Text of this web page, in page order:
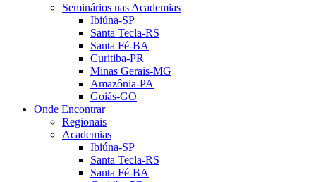
Seminários nas Academias
Ibiúna-SP
Santa Tecla-RS
Santa Fé-BA
Curitiba-PR
Minas Gerais-MG
Amazônia-PA
Goiás-GO
Onde Encontrar
Regionais
Academias
Ibiúna-SP
Santa Tecla-RS
Santa Fé-BA